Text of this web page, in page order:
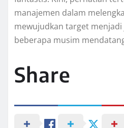
manajemen dalam
mewujudkan target menjadi
beberapa musim
Share